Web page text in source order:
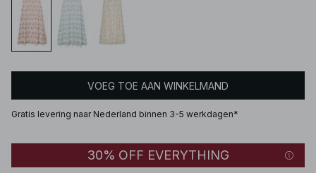
VOEG TOE AAN WINKELMAND
Gratis levering naar Nederland binnen 3-5 werkdagen*
30% OFF EVERYTHING